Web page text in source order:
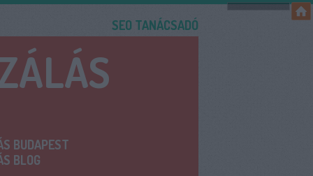
SEO TANÁCSADÓ
BUDAPEST
BLOG